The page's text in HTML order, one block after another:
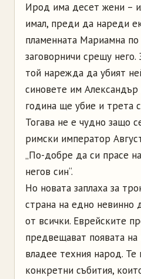
Ирод има десет жени –
имал, преди да нареди
пламенната Мариамна
заговорничи срещу него.
той нарежда да убият
синовете им Александър
година ще убие и трета
Тогава не е чудно защо
римски император
„По-добре да си прасе
негов син“.
Но новата заплаха за
страна на едно невинно
от всички. Еврейските
предвещават появата
владее техния народ. Те
конкретни събития,